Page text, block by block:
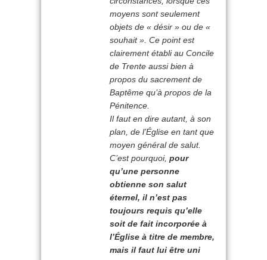
moyens sont seulement
objets de « désir » ou de «
souhait ». Ce point est
clairement établi au Concile
de Trente aussi bien à
propos du sacrement de
Baptême qu’à propos de la
Pénitence.
Il faut en dire autant, à son
plan, de l’Église en tant que
moyen général de salut.
C’est pourquoi, pour
qu’une personne
obtienne son salut
éternel, il n’est pas
toujours requis qu’elle
soit de fait incorporée à
l’Église à titre de membre,
mais il faut lui être uni